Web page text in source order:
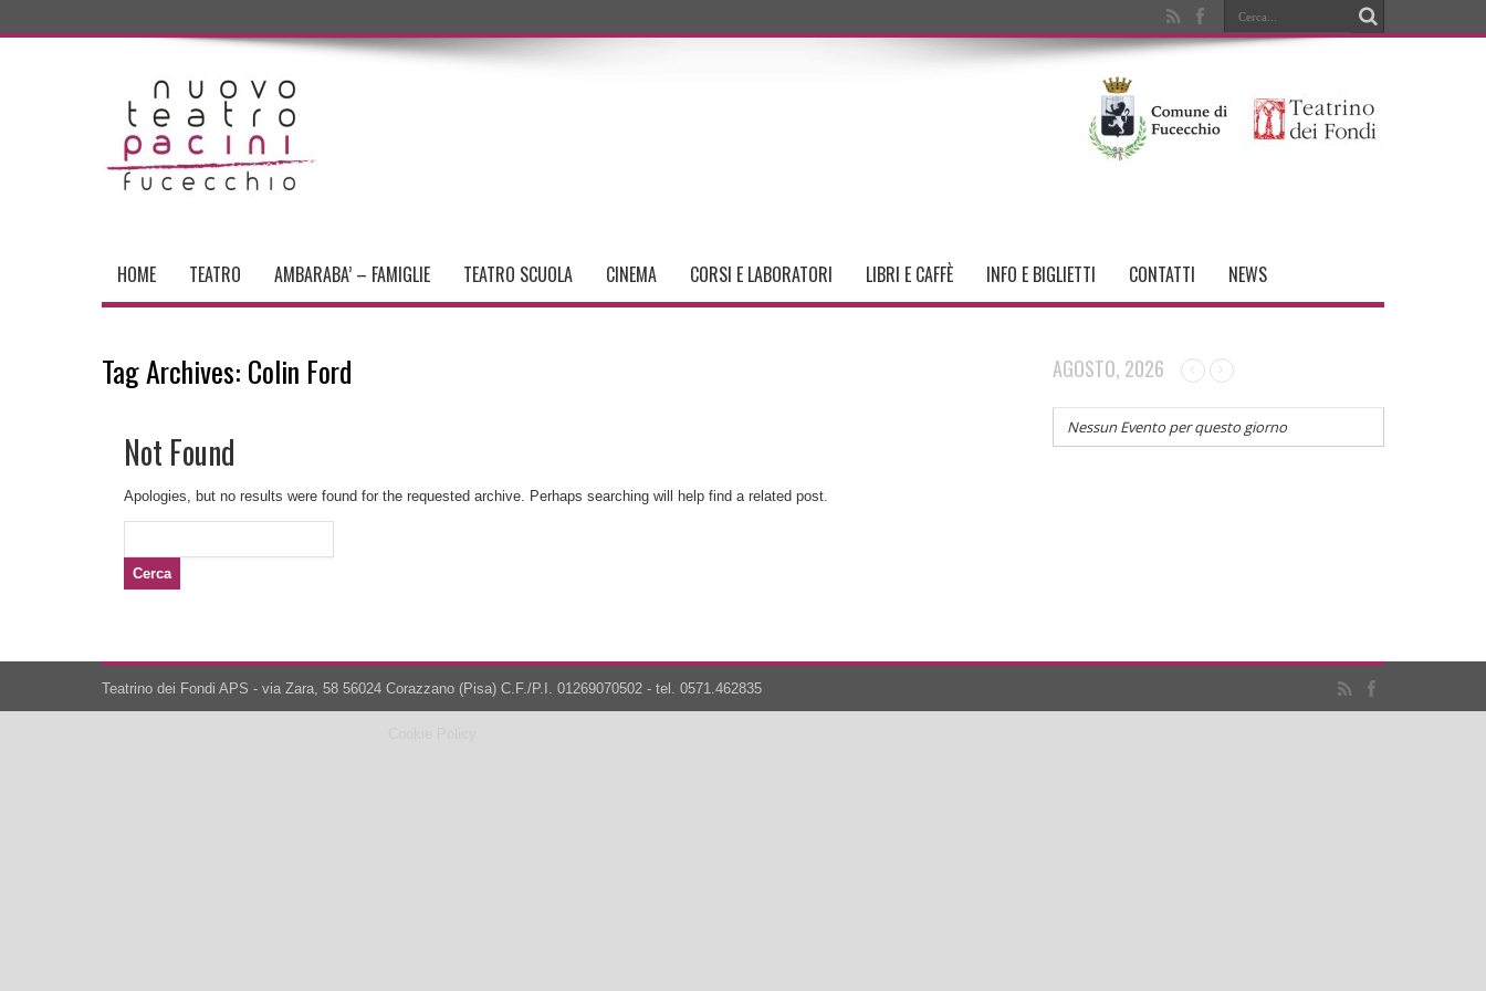
HOME TEATRO AMBARABA’ – FAMIGLIE TEATRO SCUOLA CINEMA CORSI E LABORATORI LIBRI E CAFFÈ INFO E BIGLIETTI CONTATTI NEWS
Tag Archives: Colin Ford
Not Found
Apologies, but no results were found for the requested archive. Perhaps searching will help find a related post.
AGOSTO, 2026
Nessun Evento per questo giorno
Teatrino dei Fondi APS - via Zara, 58 56024 Corazzano (Pisa) C.F./P.I. 01269070502 - tel. 0571.462835